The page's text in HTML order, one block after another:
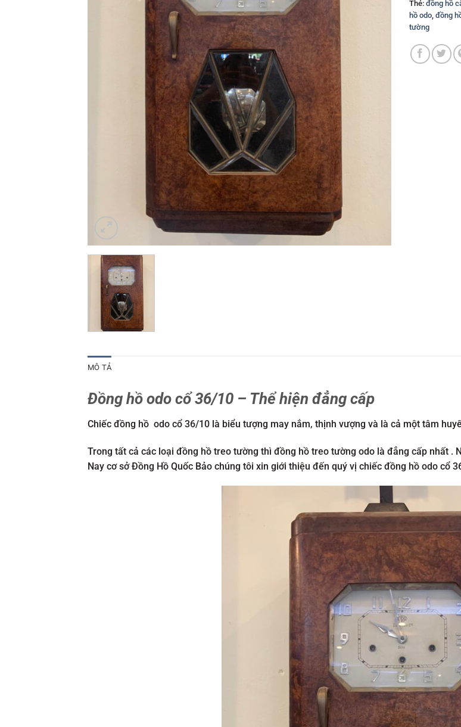
Thẻ: đồng hồ
hồ odo, đồng
tường
MÔ TẢ
Đồng hồ odo cổ 36/10 – Thể hiện đẳng cấp
Chiếc đồng hồ odo cổ 36/10 là biểu tượng may nắm, thịnh vượng và là cả một tâm
Trong tất cả các loại đồng hồ treo tường thì đồng hồ treo tường odo là đẳng cấp nhất .
Nay cơ sở Đồng Hồ Quốc Bảo chúng tôi xin giới thiệu đến quý vị chiếc đồng hồ odo cổ